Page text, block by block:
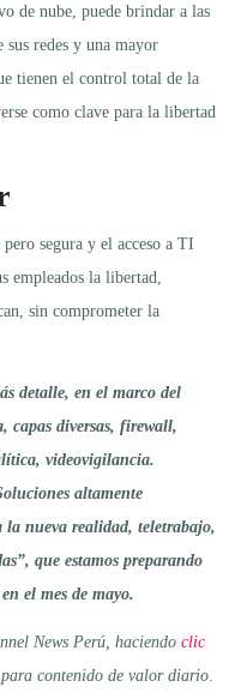
de nube, puede brindar a las
sus redes y una mayor
tienen el control total de la
como clave para la libertad
segura y el acceso a TI
empleados la libertad,
sin comprometer la
detalle, en el marco del
capas diversas, firewall,
videovigilancia.
altamente
la nueva realidad, teletrabajo,
que estamos preparando
el mes de mayo.
News Perú, haciendo clic
contenido de valor diario